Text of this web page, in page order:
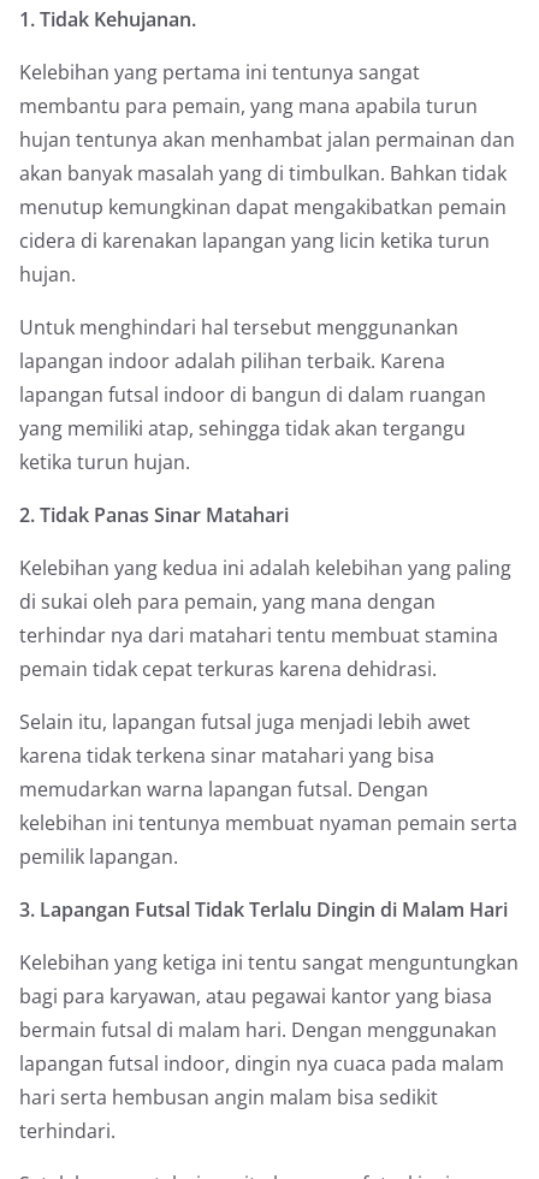
1. Tidak Kehujanan.
Kelebihan yang pertama ini tentunya sangat
membantu para pemain, yang mana apabila turun
hujan tentunya akan menhambat jalan permainan dan
akan banyak masalah yang di timbulkan. Bahkan tidak
menutup kemungkinan dapat mengakibatkan pemain
cidera di karenakan lapangan yang licin ketika turun
hujan.
Untuk menghindari hal tersebut menggunankan
lapangan indoor adalah pilihan terbaik. Karena
lapangan futsal indoor di bangun di dalam ruangan
yang memiliki atap, sehingga tidak akan tergangu
ketika turun hujan.
2. Tidak Panas Sinar Matahari
Kelebihan yang kedua ini adalah kelebihan yang paling
di sukai oleh para pemain, yang mana dengan
terhindar nya dari matahari tentu membuat stamina
pemain tidak cepat terkuras karena dehidrasi.
Selain itu, lapangan futsal juga menjadi lebih awet
karena tidak terkena sinar matahari yang bisa
memudarkan warna lapangan futsal. Dengan
kelebihan ini tentunya membuat nyaman pemain serta
pemilik lapangan.
3. Lapangan Futsal Tidak Terlalu Dingin di Malam Hari
Kelebihan yang ketiga ini tentu sangat menguntungkan
bagi para karyawan, atau pegawai kantor yang biasa
bermain futsal di malam hari. Dengan menggunakan
lapangan futsal indoor, dingin nya cuaca pada malam
hari serta hembusan angin malam bisa sedikit
terhindari.